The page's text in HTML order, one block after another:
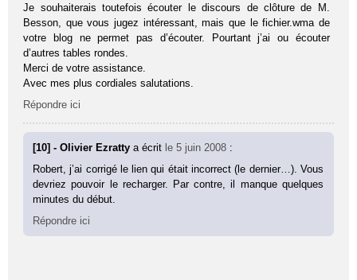
Je souhaiterais toutefois écouter le discours de clôture de M.
Besson, que vous jugez intéressant, mais que le fichier.wma de
votre blog ne permet pas d’écouter. Pourtant j’ai ou écouter
d’autres tables rondes.
Merci de votre assistance.
Avec mes plus cordiales salutations.
Répondre ici
[10] - Olivier Ezrattya écrit le 5 juin 2008 :
Robert, j’ai corrigé le lien qui était incorrect (le dernier…). Vous
devriez pouvoir le recharger. Par contre, il manque quelques
minutes du début.
Répondre ici